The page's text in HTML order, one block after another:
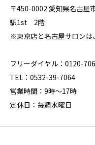
〒450-0002 愛知県名古屋
駅1st 2階
※東京店と名古屋サロンは
フリーダイヤル：0120-
TEL：0532-39-7064
営業時間：9時～17時
定休日：毎週水曜日